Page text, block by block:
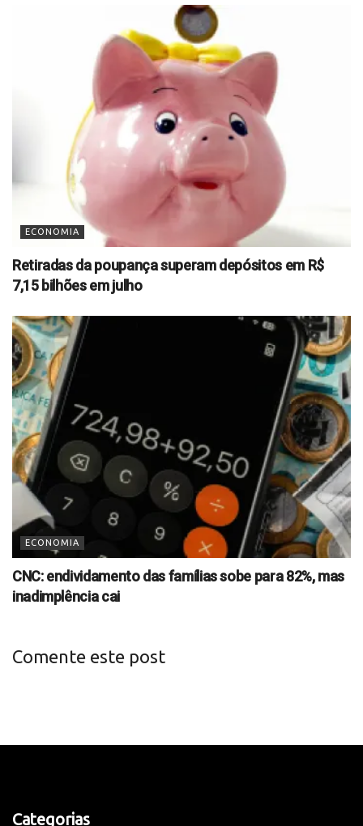
ECONOMIA
Retiradas da poupança superam depósitos em R$
7,15 bilhões em julho
ECONOMIA
CNC: endividamento das famílias sobe para 82%, mas
inadimplência cai
Comente este post
Categorias